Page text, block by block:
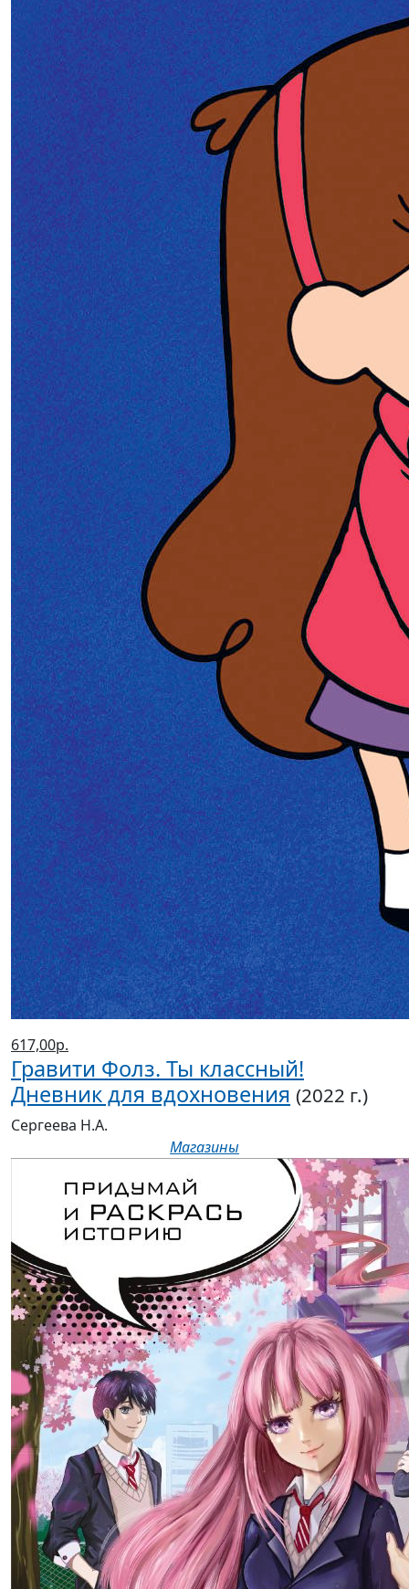
617,00р.
Гравити Фолз. Ты классный!
Дневник для вдохновения (2022 г.)
Сергеева Н.А.
Магазины